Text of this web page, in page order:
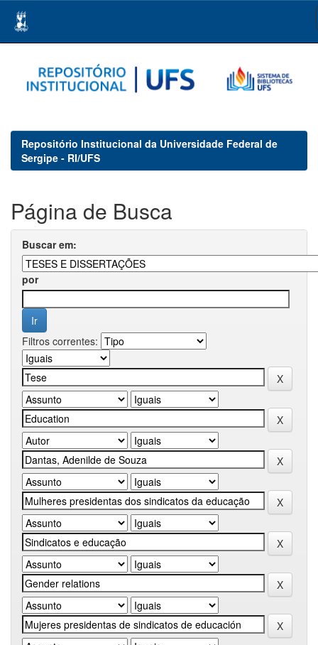
navigation
Repositório Institucional da Universidade Federal de
Sergipe - RI/UFS
Página de Busca
Buscar em:
por
Filtros correntes: